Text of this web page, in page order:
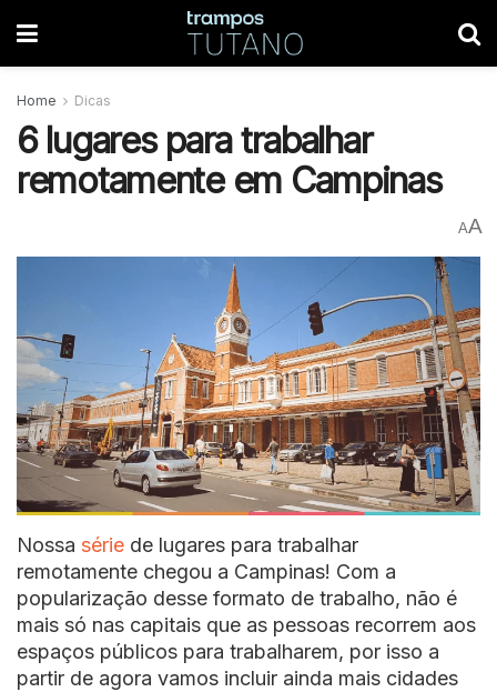
Home Dicas
6 lugares para trabalhar
remotamente em Campinas
AA
Nossa série de lugares para trabalhar
remotamente chegou a Campinas! Com a
popularização desse formato de trabalho, não é
mais só nas capitais que as pessoas recorrem aos
espaços públicos para trabalharem, por isso a
partir de agora vamos incluir ainda mais cidades